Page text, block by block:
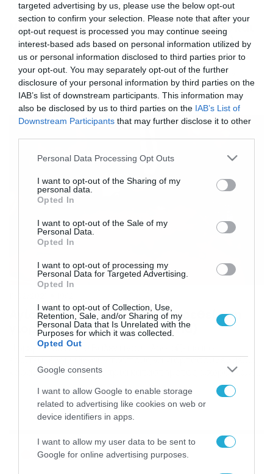
targeted advertising by us, please use the below opt-out
section to confirm your selection. Please note that after your
opt-out request is processed you may continue seeing
interest-based ads based on personal information utilized by
us or personal information disclosed to third parties prior to
your opt-out. You may separately opt-out of the further
disclosure of your personal information by third parties on the
IAB’s list of downstream participants. This information may
also be disclosed by us to third parties on the IAB’s List of
Downstream Participants that may further disclose it to other
Please note that this website/app uses one or more Google
not limited to your visit or usage behaviour. You may click to
grant or deny consent to Google and its third-party tags to
use your data for below specified purposes in below Google
consent section.
Personal Data Processing Opt Outs
I want to opt-out of the Sharing of my
personal data.
Opted In
I want to opt-out of the Sale of my
Personal Data.
Opted In
I want to opt-out of processing my
Personal Data for Targeted Advertising.
Opted In
I want to opt-out of Collection, Use,
Retention, Sale, and/or Sharing of my
Personal Data that Is Unrelated with the
Purposes for which it was collected.
Opted Out
Google consents
I want to allow Google to enable storage
related to advertising like cookies on web or
device identifiers in apps.
I want to allow my user data to be sent to
Google for online advertising purposes.
14/02/2021 18:00
Νάπολι: Γκολ ορόσημο για τον Ινσίνιε και
ξεχωριστή αφιέρωση (photos+video)
O Λορέντσο Ινσίνιε άνοιξε το σκορ στο Νάπολι-
Γιουβέντους, με το γκολ και την αφιέρωση να έχουν
ξεχωριστή σημασία. O Λορέντσο Ινσίνιε άνοιξε το σκορ
στο Νάπολι-Γιουβέντους, με το γκολ και την αφιέρωση
να έχουν ξεχωριστή σημασία. Τη δική του ιστορία με τη
φανέλα της Νάπολι γράφει ο Λορέντσο Ινσίνιε, ο οποίος
Αγίου Βαλεντίνου: Τι θα… φορεθεί στη
γιορτή των ερωτευμένων; (vid)
Η ημέρα του Αγίου Βαλεντίνου πλησιάζει και οι
ερωτευμένοι ψάχνουν τρόπους να γιορτάσουν εν μέσω
καραντίνας. Η ιδιοκτήτρια καταστήματος εσωρούχων,
Βάνα Αναστασιάδου και η σεφ Μάγκυ Ταμπακάκη μιλούν
στην εκπομπή «Κοινωνία Ώρα MEGA» και κάνουν
ενδυματολογικές και γαστρονομικές προτάσεις για την
ημέρα των ερωτευμένων. Οι επιλογές είναι πολλές και
ποικίλες, από σέξυ εσώρουχα μέχρι εσώρουχα […]
Ροή Ειδήσεων